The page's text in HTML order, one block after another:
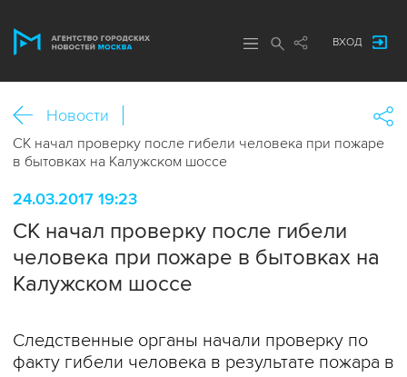
ВХОД
Новости
СК начал проверку после гибели человека при пожаре
в бытовках на Калужском шоссе
24.03.2017 19:23
СК начал проверку после гибели
человека при пожаре в бытовках на
Калужском шоссе
Следственные органы начали проверку по
факту гибели человека в результате пожара в